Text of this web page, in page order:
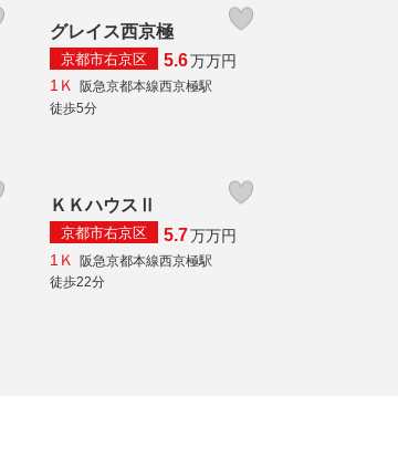
グレイス西京極
京都市右京区 5.6万万円
1Ｋ 阪急京都本線西京極駅
徒歩5分
ＫＫハウスⅡ
京都市右京区 5.7万万円
1Ｋ
阪急京都本線西京極駅
徒歩22分